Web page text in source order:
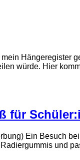
Hängeregister
würde. Hier
für
Ein Besuch
und